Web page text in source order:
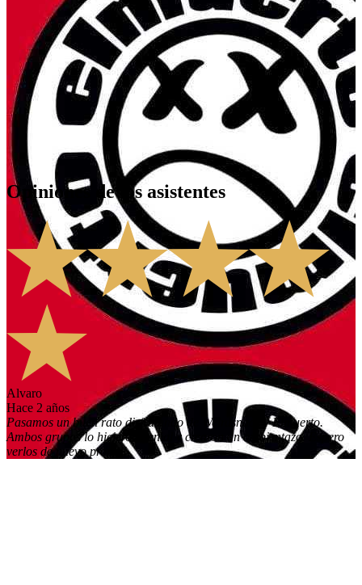
Madrid,ES
Opiniones de los asistentes
Alvaro
hace 2 años
Pasamos un buen rato disfrutando de Weirdsnack y Elmuerto.
Ambos grupos lo hicieron genial y crearon un ambientazo. Espero
verlos de nuevo pronto!